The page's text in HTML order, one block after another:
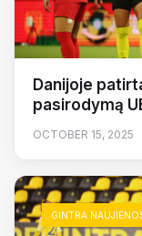
Danijoje
pasirodymą
OCTOBER 15, 2025
GINTRA